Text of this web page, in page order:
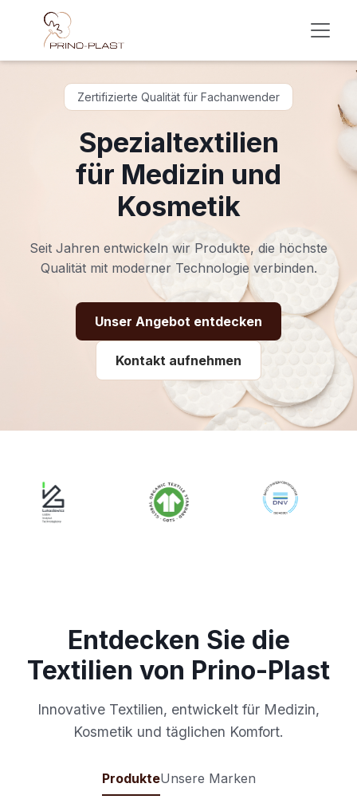
Skip to Content
Zertifizierte Qualität für Fachanwender
Spezialtextilien
für Medizin und
Kosmetik
Seit Jahren entwickeln wir Produkte, die höchste
Qualität mit moderner Technologie verbinden.
Unser Angebot entdecken
Kontakt aufnehmen
Entdecken Sie die
Textilien von Prino-Plast
Innovative Textilien, entwickelt für Medizin,
Kosmetik und täglichen Komfort.
ProdukteUnsere Marken